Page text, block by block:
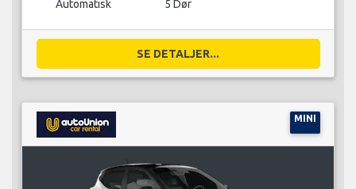
Automatisk 5 Dør
SE DETALJER...
MINI